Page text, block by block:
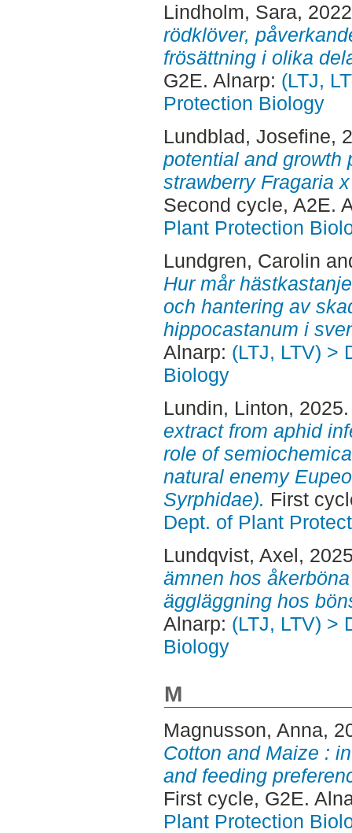
Lindholm, Sara,
rödklöver,
frösättning i olika
G2E. Alnarp: (LTJ,
Protection Biology
Lundblad, Josefine,
potential and growth
strawberry Fragaria
Second cycle, A2E.
Plant Protection
Lundgren, Carolin
Hur mår
och hantering av
hippocastanum i
Alnarp: (LTJ, LTV) >
Biology
Lundin, Linton,
extract from aphid
role of
natural enemy
Syrphidae). First
Dept. of Plant
Lundqvist, Axel,
ämnen hos
äggläggning hos
Alnarp: (LTJ, LTV) >
Biology
M
Magnusson, Anna,
Cotton and Maize :
and feeding
First cycle, G2E.
Plant Protection